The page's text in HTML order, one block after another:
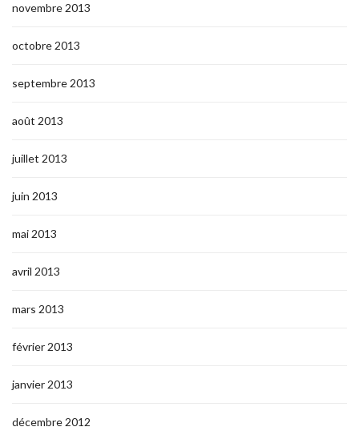
novembre 2013
octobre 2013
septembre 2013
août 2013
juillet 2013
juin 2013
mai 2013
avril 2013
mars 2013
février 2013
janvier 2013
décembre 2012